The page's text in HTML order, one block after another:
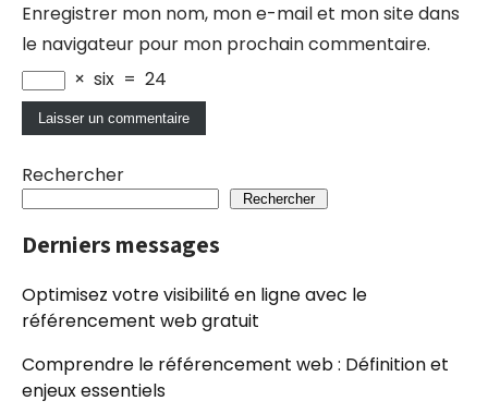
Enregistrer mon nom, mon e-mail et mon site dans
le navigateur pour mon prochain commentaire.
× six = 24
Rechercher
Rechercher
Derniers messages
Optimisez votre visibilité en ligne avec le
référencement web gratuit
Comprendre le référencement web : Définition et
enjeux essentiels